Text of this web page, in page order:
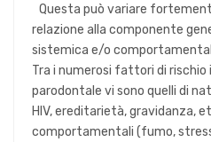
Questa può variare
relazione alla componente
sistemica e/o
Tra i numerosi fattori di
parodontale vi sono quelli di
HIV, ereditarietà, gravidanza,
comportamentali (fumo,